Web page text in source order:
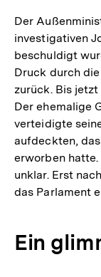
Der
investigativen
beschuldigt
Druck durch
zurück. Bis
Der ehemalige
verteidigte
aufdeckten,
erworben hatte.
unklar. Erst
das Parlament
Ein